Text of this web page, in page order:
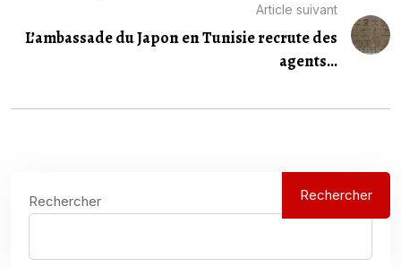
Article suivant
L’ambassade du Japon en Tunisie recrute des
agents...
Rechercher Rechercher